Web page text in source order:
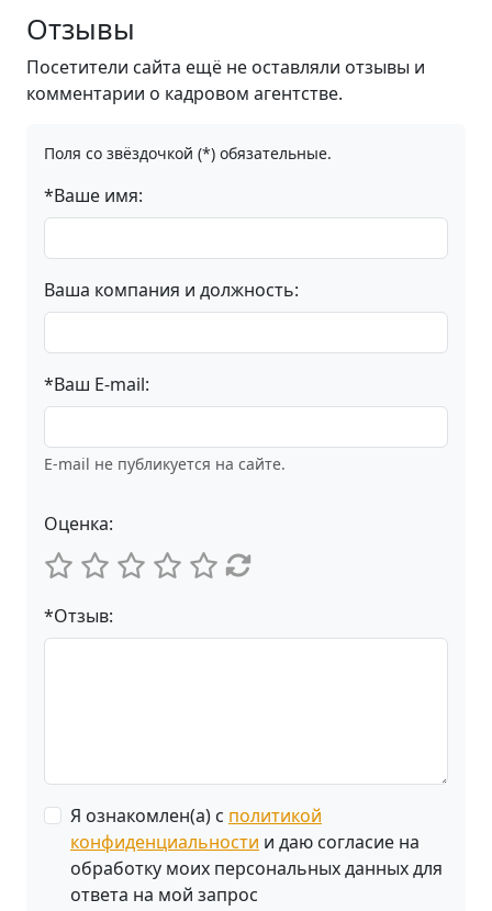
Отзывы
Посетители сайта ещё не оставляли отзывы и
комментарии о кадровом агентстве.
Поля со звёздочкой (*) обязательные.
*Ваше имя:
Ваша компания и должность:
*Ваш E-mail:
E-mail не публикуется на сайте.
Оценка:
*Отзыв:
Я ознакомлен(а) с политикой
конфиденциальности и даю согласие на
обработку моих персональных данных для
ответа на мой запрос